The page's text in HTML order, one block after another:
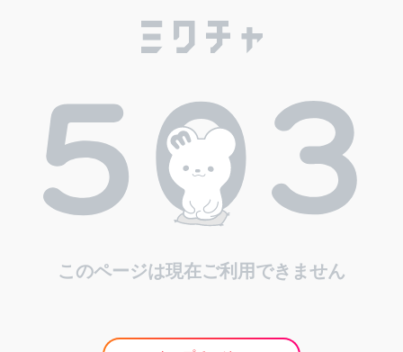
このページは現在ご利用できません